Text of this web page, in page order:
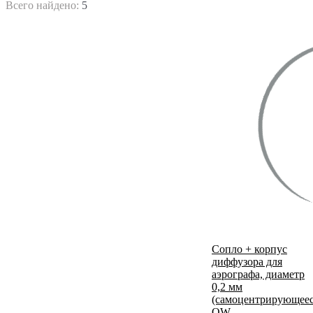
Всего найдено: 5
Сопло + корпус
диффузора для
аэрографа, диаметр
0,2 мм